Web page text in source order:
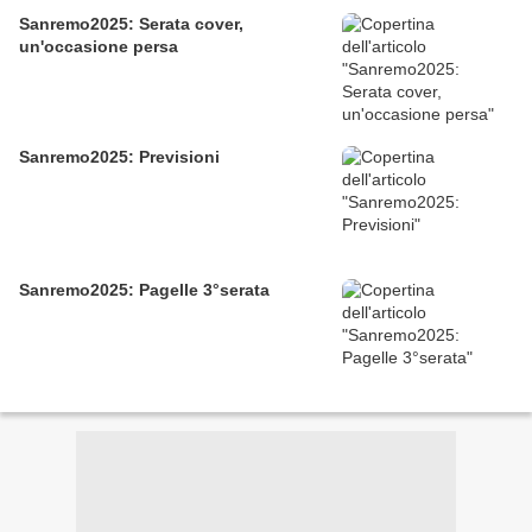
Sanremo2025: Serata cover,
un'occasione persa
Sanremo2025: Previsioni
Sanremo2025: Pagelle 3°serata